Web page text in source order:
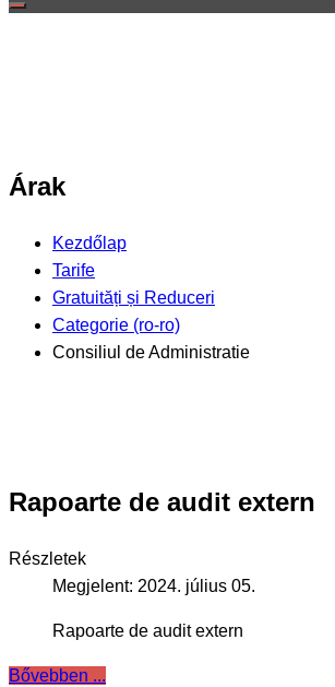
Árak
Kezdőlap
Tarife
Gratuități și Reduceri
Categorie (ro-ro)
Consiliul de Administratie
Rapoarte de audit extern
Részletek
Megjelent: 2024. július 05.
Rapoarte de audit extern
Bővebben ...